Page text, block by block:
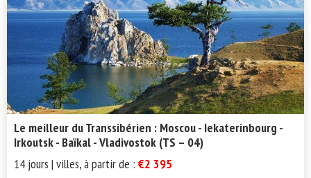
Le meilleur du Transsibérien : Moscou - Iekaterinbourg -
Irkoutsk - Baïkal - Vladivostok (TS – 04)
14 jours | villes, à partir de :€2 395